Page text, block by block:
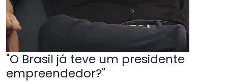
"O Brasil já teve um presidente
empreendedor?"